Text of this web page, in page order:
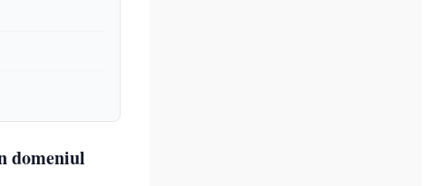
domeniul